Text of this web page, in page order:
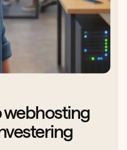
webhosting